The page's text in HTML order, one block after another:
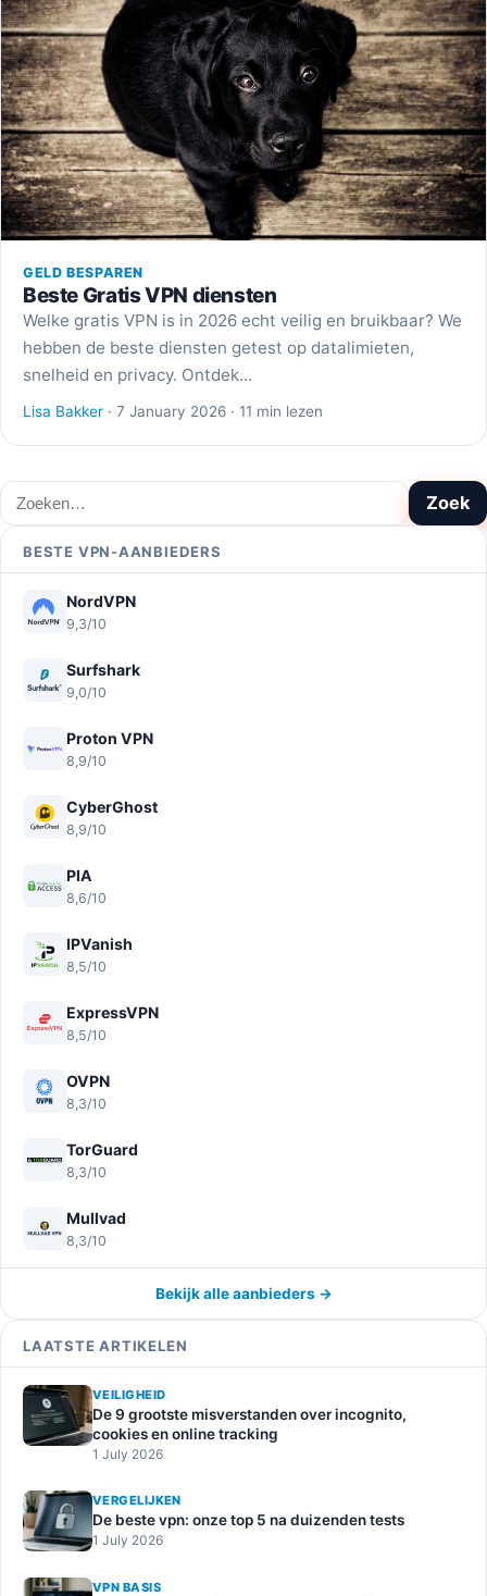
GELD BESPAREN
Beste Gratis VPN diensten
Welke gratis VPN is in 2026 echt veilig en bruikbaar? We
hebben de beste diensten getest op datalimieten,
snelheid en privacy. Ontdek…
Lisa Bakker · 7 January 2026 · 11 min lezen
Zoeken Zoek
BESTE VPN-AANBIEDERS
NordVPN
9,3/10
Surfshark
9,0/10
Proton VPN
8,9/10
CyberGhost
8,9/10
PIA
8,6/10
IPVanish
8,5/10
ExpressVPN
8,5/10
OVPN
8,3/10
TorGuard
8,3/10
Mullvad
8,3/10
Bekijk alle aanbieders →
LAATSTE ARTIKELEN
VEILIGHEID
De 9 grootste misverstanden over incognito,
cookies en online tracking
1 July 2026
VERGELIJKEN
De beste vpn: onze top 5 na duizenden tests
1 July 2026
VPN BASIS